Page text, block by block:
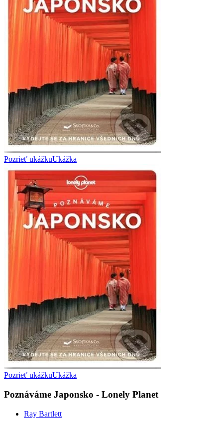
Pozrieť ukážkuUkážka
Pozrieť ukážkuUkážka
Poznáváme Japonsko - Lonely Planet
Ray Bartlett